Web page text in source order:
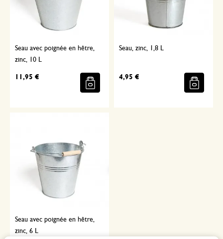
Seau avec poignée en hêtre,
zinc, 10 L
11,95 €
Seau, zinc, 1,8 L
4,95 €
Seau avec poignée en hêtre,
zinc, 6 L